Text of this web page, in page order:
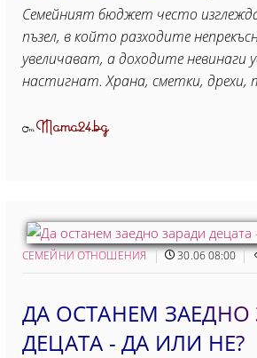
Семейният бюджет често
пъзел, в който разходите
увеличават, а доходите невинаги
настигнат. Храна, сметки,
ОтMama24.bg
СЕМЕЙНИ ОТНОШЕНИЯ 30.06 08:00
ДА ОСТАНЕМ ЗАЕДНО
ДЕЦАТА - ДА ИЛИ НЕ?